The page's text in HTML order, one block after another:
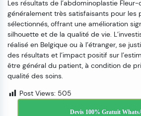
Les résultats de l’abdominoplastie
généralement très satisfaisants pour les
sélectionnés, offrant une amélioration
silhouette et de la qualité de vie.
réalisé en Belgique ou à l’étranger, se
des résultats et l’impact positif sur
être général du patient, à condition de
qualité des soins.
Post Views: 505
Devis 100% Gratuit